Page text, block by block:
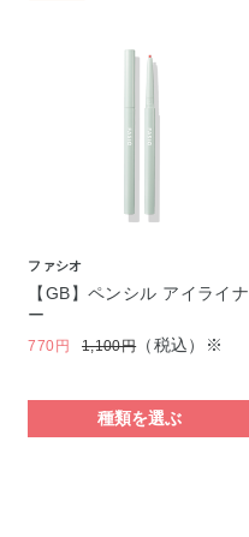
ファシオ
【GB】ペンシル アイライナ
ー
770円 1,100円（税込）※
種類を選ぶ